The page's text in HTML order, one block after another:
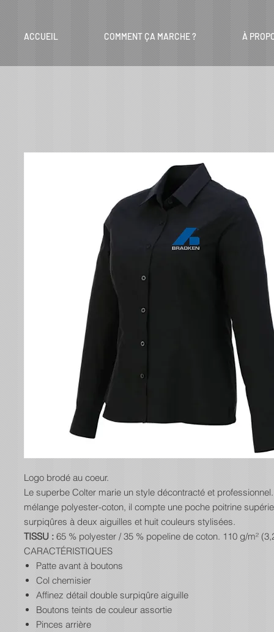
ACCUEIL COMMENT ÇA MARCHE ? À
Logo brodé au coeur.
Le superbe Colter marie un style décontracté et
mélange polyester-coton, il compte une poche poitrine
surpiqûres à deux aiguilles et huit couleurs stylisées.
TISSU : 65 % polyester / 35 % popeline de coton. 110 g/m²
CARACTÉRISTIQUES
Patte avant à boutons
Col chemisier
Affinez détail double surpiqûre aiguille
Boutons teints de couleur assortie
Pinces arrière